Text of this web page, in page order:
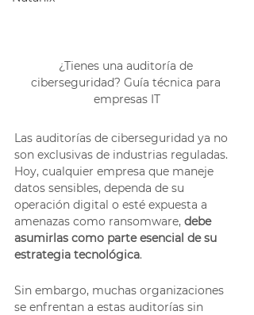
¿Tienes una auditoría de
ciberseguridad? Guía técnica para
empresas IT
Las auditorías de ciberseguridad ya no
son exclusivas de industrias reguladas.
Hoy, cualquier empresa que maneje
datos sensibles, dependa de su
operación digital o esté expuesta a
amenazas como ransomware, debe
asumirlas como parte esencial de su
estrategia tecnológica.
Sin embargo, muchas organizaciones
se enfrentan a estas auditorías sin